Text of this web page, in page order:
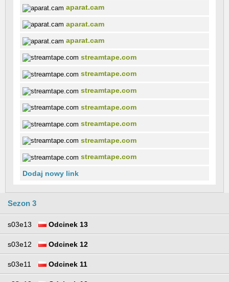
aparat.cam
aparat.cam
aparat.cam
streamtape.com
streamtape.com
streamtape.com
streamtape.com
streamtape.com
streamtape.com
streamtape.com
Dodaj nowy link
Sezon 3
s03e13 Odcinek 13
s03e12 Odcinek 12
s03e11 Odcinek 11